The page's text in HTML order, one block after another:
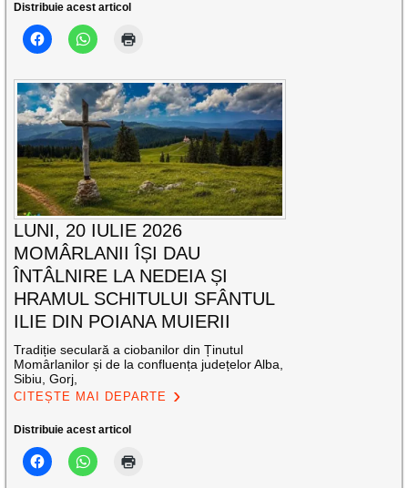
Distribuie acest articol
LUNI, 20 IULIE 2026
MOMÂRLANII ÎȘI DAU
ÎNTÂLNIRE LA NEDEIA ȘI
HRAMUL SCHITULUI SFÂNTUL
ILIE DIN POIANA MUIERII
Tradiție seculară a ciobanilor din Ținutul
Momârlanilor și de la confluența județelor Alba,
Sibiu, Gorj,
CITEȘTE MAI DEPARTE
Distribuie acest articol